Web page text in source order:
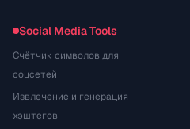
Social Media Tools
Счётчик символов для
соцсетей
Извлечение и генерация
хэштегов